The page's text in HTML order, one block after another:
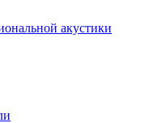
акустики